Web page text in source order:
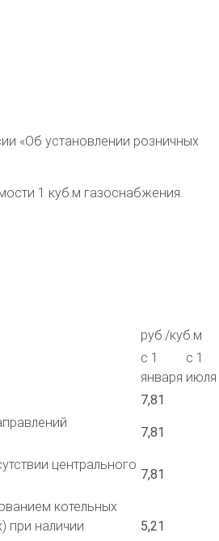
«Об установлении розничных
1 куб.м газоснабжения.
руб./куб.м
с 1
января
с 1
июля
7,81
7,81
центрального
7,81
котельных
при наличии
5,21